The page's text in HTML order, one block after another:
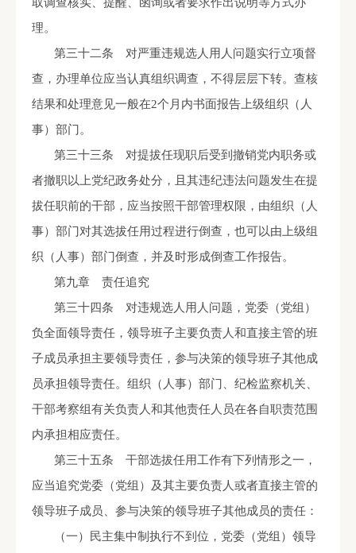
理。
第三十二条 对严重违规选人用人问题实行立项督
查，办理单位应当认真组织调查，不得层层下转。查核
结果和处理意见一般在2个月内书面报告上级组织（人
事）部门。
第三十三条 对提拔任现职后受到撤销党内职务或
者撤职以上党纪政务处分，且其违纪违法问题发生在提
拔任职前的干部，应当按照干部管理权限，由组织（人
事）部门对其选拔任用过程进行倒查，也可以由上级组
织（人事）部门倒查，并及时形成倒查工作报告。
第九章 责任追究
第三十四条 对违规选人用人问题，党委（党组）
负全面领导责任，领导班子主要负责人和直接主管的班
子成员承担主要领导责任，参与决策的领导班子其他成
员承担领导责任。组织（人事）部门、纪检监察机关、
干部考察组有关负责人和其他责任人员在各自职责范围
内承担相应责任。
第三十五条 干部选拔任用工作有下列情形之一，
应当追究党委（党组）及其主要负责人或者直接主管的
领导班子成员、参与决策的领导班子其他成员的责任：
（一）民主集中制执行不到位，党委（党组）领导